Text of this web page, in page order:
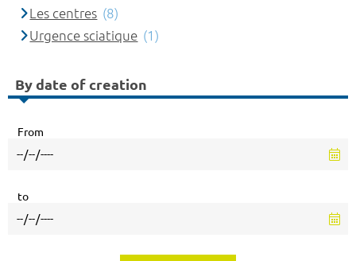
Les centres (8)
Urgence sciatique (1)
By date of creation
From
to